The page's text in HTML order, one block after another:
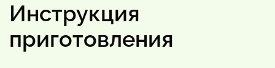
Инструкция
приготовления